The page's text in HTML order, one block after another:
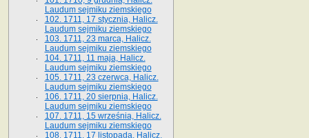
Laudum sejmiku ziemskiego
102. 1711, 17 stycznia, Halicz.
Laudum sejmiku ziemskiego
103. 1711, 23 marca, Halicz.
Laudum sejmiku ziemskiego
104. 1711, 11 maja, Halicz.
Laudum sejmiku ziemskiego
105. 1711, 23 czerwca, Halicz.
Laudum sejmiku ziemskiego
106. 1711, 20 sierpnia, Halicz.
Laudum sejmiku ziemskiego
107. 1711, 15 września, Halicz.
Laudum sejmiku ziemskiego
108. 1711, 17 listopada, Halicz.